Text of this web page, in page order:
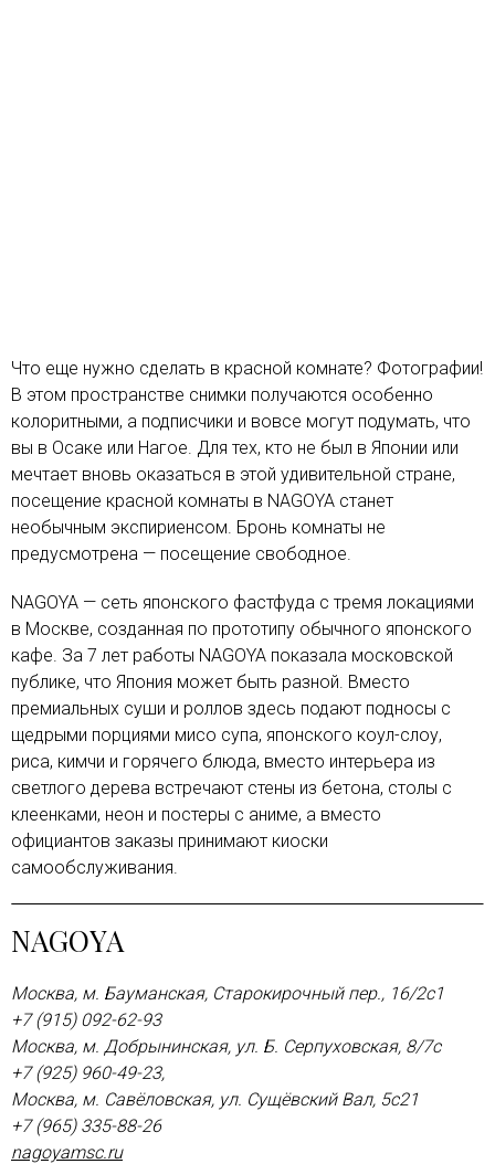
Что еще нужно сделать в красной комнате? Фотографии!
В этом пространстве снимки получаются особенно
колоритными, а подписчики и вовсе могут подумать, что
вы в Осаке или Нагое. Для тех, кто не был в Японии или
мечтает вновь оказаться в этой удивительной стране,
посещение красной комнаты в NAGOYA станет
необычным экспириенсом. Бронь комнаты не
предусмотрена — посещение свободное.
NAGOYA — сеть японского фастфуда с тремя локациями
в Москве, созданная по прототипу обычного японского
кафе. За 7 лет работы NAGOYA показала московской
публике, что Япония может быть разной. Вместо
премиальных суши и роллов здесь подают подносы с
щедрыми порциями мисо супа, японского коул-слоу,
риса, кимчи и горячего блюда, вместо интерьера из
светлого дерева встречают стены из бетона, столы с
клеенками, неон и постеры с аниме, а вместо
официантов заказы принимают киоски
самообслуживания.
NAGOYA
Москва, м. Бауманская, Старокирочный пер., 16/2с1
+7 (915) 092-62-93
Москва, м. Добрынинская, ул. Б. Серпуховская, 8/7с
+7 (925) 960-49-23,
Москва, м. Савёловская, ул. Сущёвский Вал, 5с21
+7 (965) 335-88-26
nagoyamsc.ru